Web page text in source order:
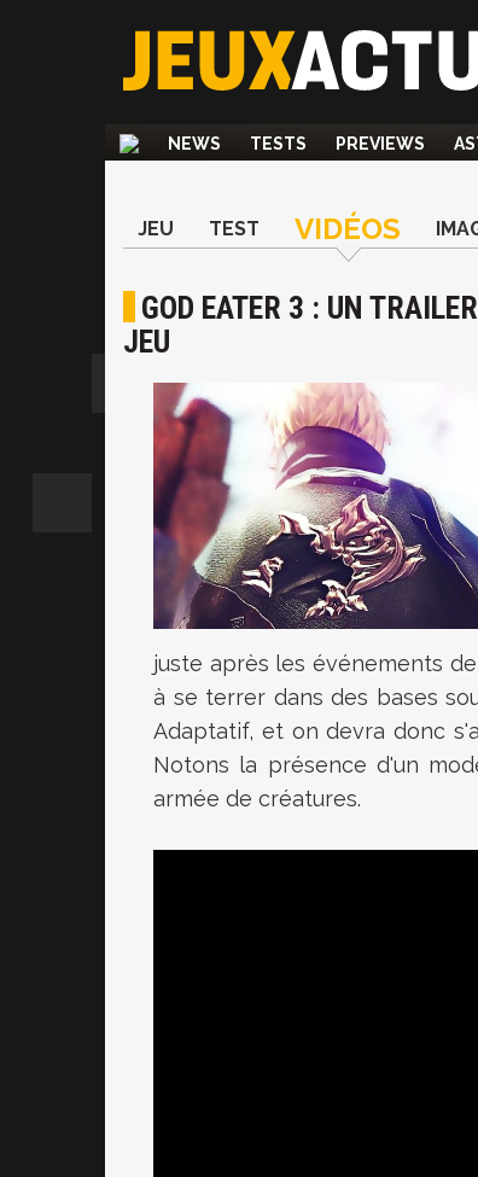
NEWS TESTS PREVIEWS
JEU TEST VIDÉOS
GOD EATER 3 : UN
JEU
juste après les événements
à se terrer dans des bases
Adaptatif, et on devra donc
Notons la présence d'un
armée de créatures.